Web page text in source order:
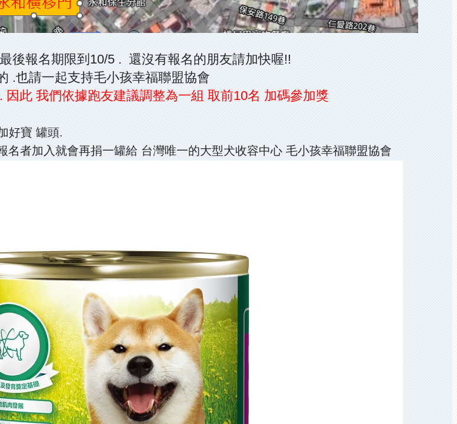
後報名期限到10/5 . 還沒有報名的朋友請加快喔!!
.也請一起支持毛小孩幸福聯盟協會
因此 我們依據跑友建議調整為一組 取前10名 加碼參加獎
好寶 罐頭.
名者加入就會再捐一罐給 台灣唯一的大型犬收容中心 毛小孩幸福聯盟協會